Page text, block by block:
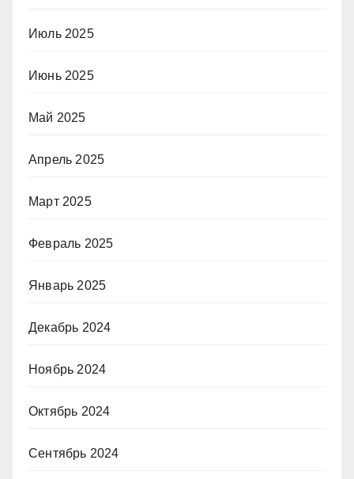
Июль 2025
Июнь 2025
Май 2025
Апрель 2025
Март 2025
Февраль 2025
Январь 2025
Декабрь 2024
Ноябрь 2024
Октябрь 2024
Сентябрь 2024